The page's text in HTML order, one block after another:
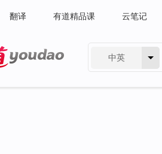
翻译 有道精品课 云笔记
中英